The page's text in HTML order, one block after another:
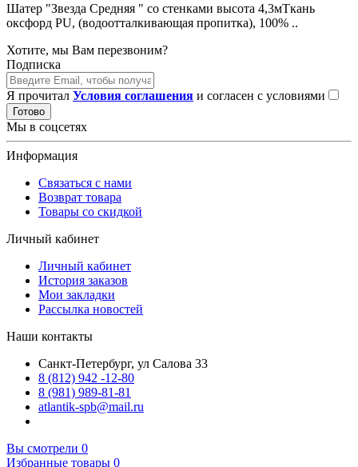
Шатер "Звезда Средняя " со стенками высота 4,3мТкань
оксфорд PU, (водоотталкивающая пропитка), 100% ..
Хотите, мы Вам перезвоним?
Подписка
Я прочитал Условия соглашения и согласен с условиями
Готово
Мы в соцсетях
Информация
Связаться с нами
Возврат товара
Товары со скидкой
Личный кабинет
Личный кабинет
История заказов
Мои закладки
Рассылка новостей
Наши контакты
Санкт-Петербург, ул Салова 33
8 (812) 942 -12-80
8 (981) 989-81-81
atlantik-spb@mail.ru
Вы смотрели 0
Избранные товары 0